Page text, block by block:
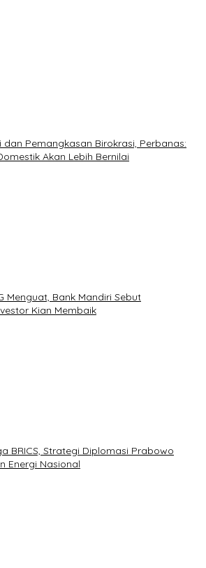
dan Pemangkasan Birokrasi, Perbanas:
Akan Lebih Bernilai
Menguat, Bank Mandiri Sebut
Kian Membaik
BRICS, Strategi Diplomasi Prabowo
Energi Nasional